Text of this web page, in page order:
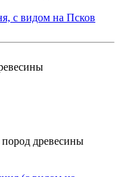
с видом на Псков
древесины